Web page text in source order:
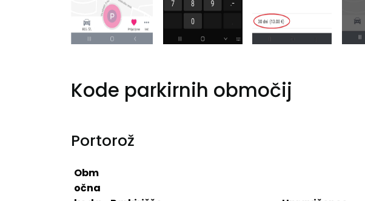
Kode parkirnih območij
Portorož
Obm
očna